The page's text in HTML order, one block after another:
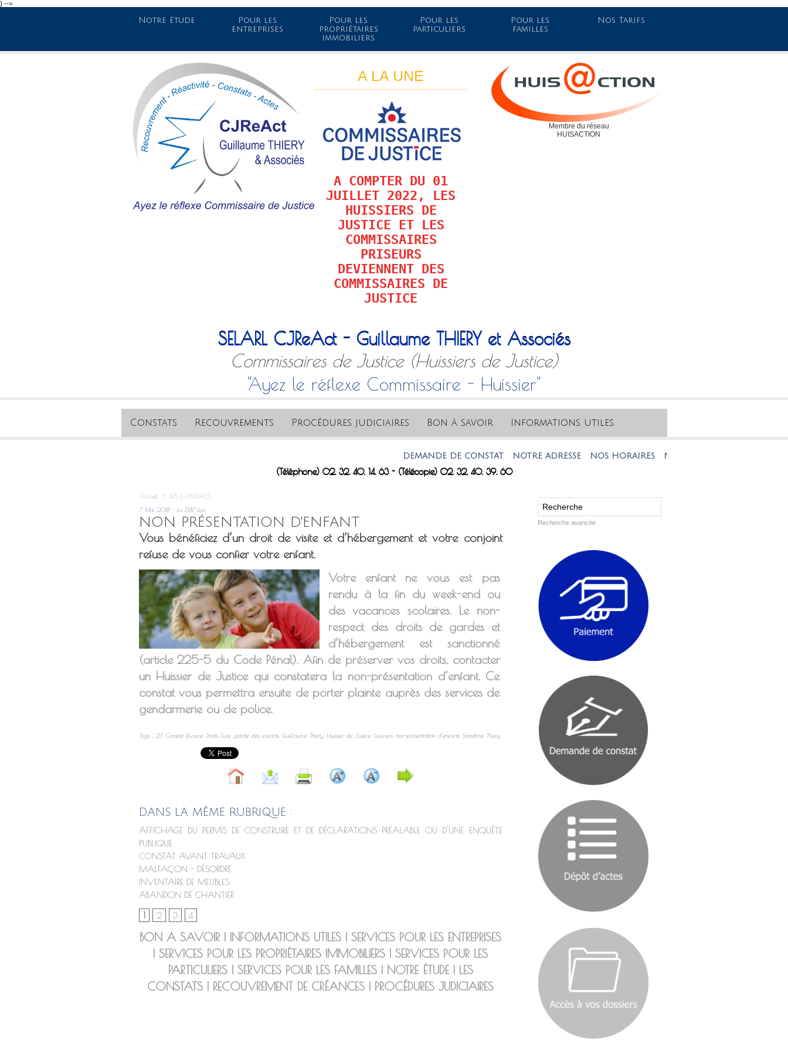
) -->
Notre étude
Pour les
entreprises
Pour les
propriétaires
immobiliers
Pour les
particuliers
Pour les
familles
Nos Tarifs
A LA UNE
A COMPTER DU 01
JUILLET 2022, LES
HUISSIERS DE
JUSTICE ET LES
COMMISSAIRES
PRISEURS
DEVIENNENT DES
COMMISSAIRES DE
JUSTICE
Membre du réseau
HUISACTION
SELARL CJReAct - Guillaume THIERY et Associés
Commissaires de Justice (Huissiers de Justice)
"Ayez le réflexe Commissaire - Huissier"
Constats Recouvrements Procédures judiciaires Bon à savoir Informations utiles
DEMANDE DE CONSTAT NOTRE ADRESSE NOS HORAIRES NOTRE MAIL
(Téléphone) 02. 32. 40. 14. 63 - (Télécopie) 02. 32. 40. 39. 60
Accueil > LES CONSTATS
7 Mai 2018 - Lu 1387 fois
NON PRÉSENTATION D'ENFANT
Vous bénéficiez d’un droit de visite et d’hébergement et votre conjoint
refuse de vous confier votre enfant.
Votre enfant ne vous est pas
rendu à la fin du week-end ou
des vacances scolaires. Le non-
respect des droits de gardes et
d’hébergement est sanctionné
(article 225-5 du Code Pénal). Afin de préserver vos droits, contacter
un Huissier de Justice qui constatera la non-présentation d’enfant. Ce
constat vous permettra ensuite de porter plainte auprès des services de
gendarmerie ou de police.
Tags: 27, Constat, Divorce, Droits, Eure, garde des enfants, Guillaume Thiery, Huissier de Justice, Louviers, non-présentation d'enfants, Sandrine Thiery
DANS LA MÊME RUBRIQUE :
AFFICHAGE DU PERMIS DE CONSTRUIRE ET DE DÉCLARATIONS PRÉALABLE OU D'UNE ENQUÊTE
PUBLIQUE
CONSTAT AVANT TRAVAUX
MALFAÇON - DÉSORDRE
INVENTAIRE DE MEUBLES
ABANDON DE CHANTIER
1 2 3 4
BON A SAVOIR INFORMATIONS UTILES
SERVICES POUR LES ENTREPRISES
SERVICES POUR LES PROPRIÉTAIRES IMMOBILIERS
SERVICES POUR LES
PARTICULIERS
SERVICES POUR LES FAMILLES NOTRE ÉTUDE
LES
CONSTATS
RECOUVREMENT DE CRÉANCES PROCÉDURES JUDICIAIRES
Recherche avancée